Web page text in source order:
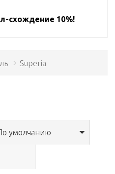
схождение 10%!
Superia
умолчанию